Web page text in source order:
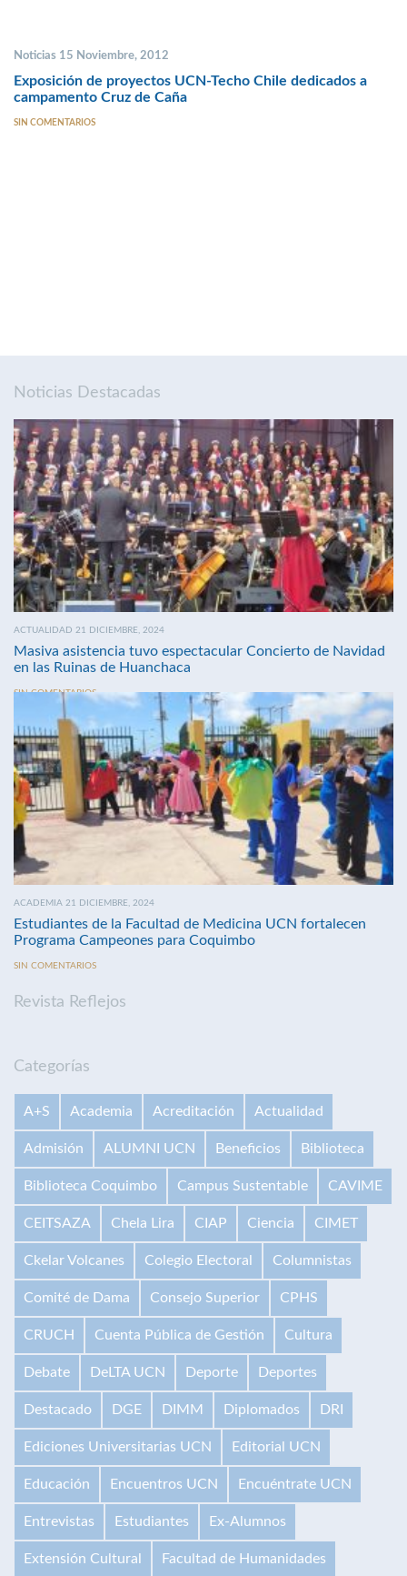
Noticias 15 Noviembre, 2012
Exposición de proyectos UCN-Techo Chile dedicados a
campamento Cruz de Caña
SIN COMENTARIOS
Noticias Destacadas
ACTUALIDAD 21 DICIEMBRE, 2024
Masiva asistencia tuvo espectacular Concierto de Navidad
en las Ruinas de Huanchaca
SIN COMENTARIOS
ACADEMIA 21 DICIEMBRE, 2024
Estudiantes de la Facultad de Medicina UCN fortalecen
Programa Campeones para Coquimbo
SIN COMENTARIOS
Revista Reflejos
Categorías
A+S Academia Acreditación Actualidad
Admisión ALUMNI UCN Beneficios Biblioteca
Biblioteca Coquimbo Campus Sustentable CAVIME
CEITSAZA Chela Lira CIAP Ciencia CIMET
Ckelar Volcanes Colegio Electoral Columnistas
Comité de Dama Consejo Superior CPHS
CRUCH Cuenta Pública de Gestión Cultura
Debate DeLTA UCN Deporte Deportes
Destacado DGE DIMM Diplomados DRI
Ediciones Universitarias UCN Editorial UCN
Educación Encuentros UCN Encuéntrate UCN
Entrevistas Estudiantes Ex-Alumnos
Extensión Cultural Facultad de Humanidades